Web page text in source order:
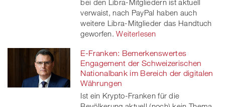
bei den Libra-Mitgliedern ist aktuell
verwaist, nach PayPal haben auch
weitere Libra-Mitglieder das Handtuch
geworfen. Weiterlesen
E-Franken: Bemerkenswertes
Engagement der Schweizerischen
Nationalbank im Bereich der digitalen
Währungen
Ist ein Krypto-Franken für die